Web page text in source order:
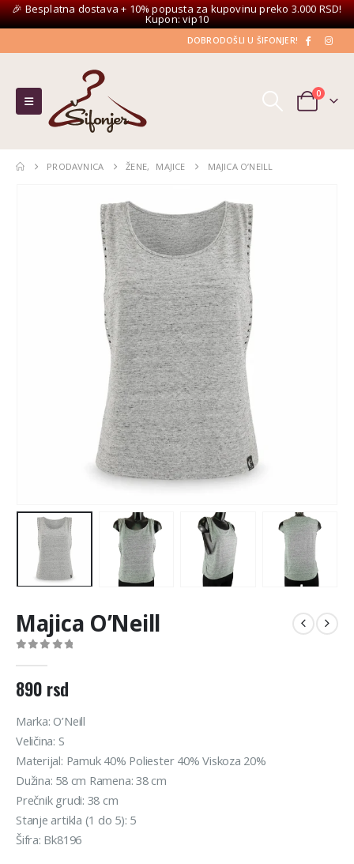
🎉 Besplatna dostava + 10% popusta za kupovinu preko 3.000 RSD!
Kupon: vip10
DOBRODOŠLI U ŠIFONJER!
0
PRODAVNICA ŽENE, MAJICE MAJICA O’NEILL
Majica O’Neill
890 rsd
Marka: O’Neill
Veličina: S
Materijal: Pamuk 40% Poliester 40% Viskoza 20%
Dužina: 58 cm Ramena: 38 cm
Prečnik grudi: 38 cm
Stanje artikla (1 do 5): 5
Šifra: Bk8196